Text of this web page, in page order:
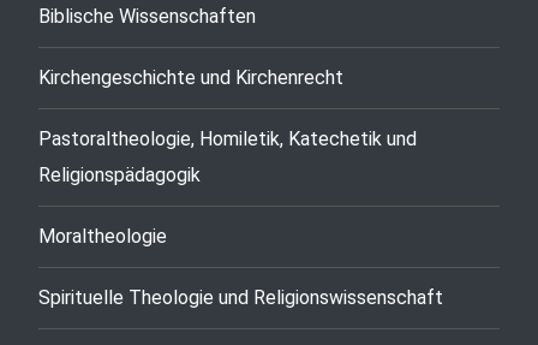
Biblische Wissenschaften
Kirchengeschichte und Kirchenrecht
Pastoraltheologie, Homiletik, Katechetik und
Religionspädagogik
Moraltheologie
Spirituelle Theologie und Religionswissenschaft